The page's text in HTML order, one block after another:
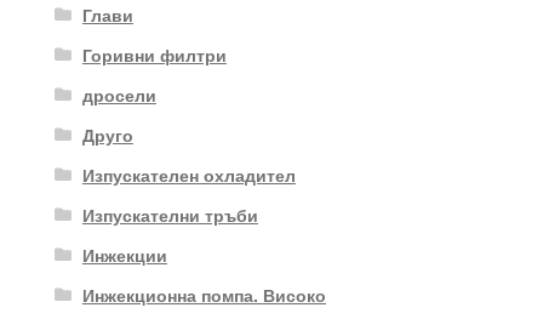
Глави
Горивни филтри
дросели
Друго
Изпускателен охладител
Изпускателни тръби
Инжекции
Инжекционна помпа. Високо